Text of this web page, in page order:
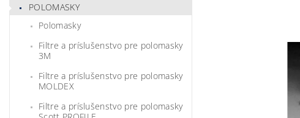
POLOMASKY
Polomasky
Filtre a príslušenstvo pre polomasky
3M
Filtre a príslušenstvo pre polomasky
MOLDEX
Filtre a príslušenstvo pre polomasky